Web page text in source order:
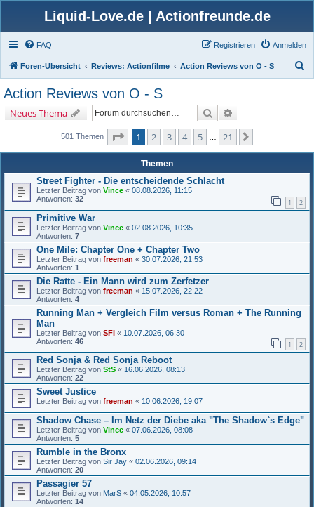
Liquid-Love.de | Actionfreunde.de
FAQ Anmelden
Registrieren
Foren-Übersicht Reviews: Actionfilme Action Reviews von O - S
Action Reviews von O - S
Neues Thema Suche
501 Themen Seite von
1 2 3 4 5 21
Themen
Street Fighter - Die entscheidende Schlacht
Letzter Beitrag von Vince « 08.08.2026, 11:15
Antworten: 32 1 2
Primitive War
Letzter Beitrag von Vince « 02.08.2026, 10:35
Antworten: 7
One Mile: Chapter One + Chapter Two
Letzter Beitrag von freeman « 30.07.2026, 21:53
Antworten: 1
Die Ratte - Ein Mann wird zum Zerfetzer
Letzter Beitrag von freeman « 15.07.2026, 22:22
Antworten: 4
Running Man + Vergleich Film versus Roman + The Running
Man
Letzter Beitrag von SFI « 10.07.2026, 06:30
Antworten: 46 1 2
Red Sonja & Red Sonja Reboot
Letzter Beitrag von StS « 16.06.2026, 08:13
Antworten: 22
Sweet Justice
Letzter Beitrag von freeman « 10.06.2026, 19:07
Shadow Chase – Im Netz der Diebe aka "The Shadow`s Edge"
Letzter Beitrag von Vince « 07.06.2026, 08:08
Antworten: 5
Rumble in the Bronx
Letzter Beitrag von Sir Jay « 02.06.2026, 09:14
Antworten: 20
Passagier 57
Letzter Beitrag von MarS « 04.05.2026, 10:57
Antworten: 14